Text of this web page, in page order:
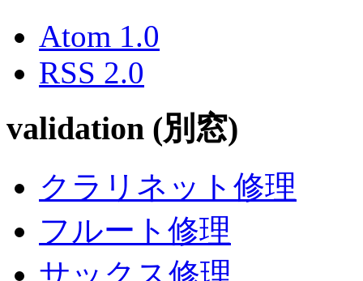
Atom 1.0
RSS 2.0
validation (別窓)
クラリネット修理
フルート修理